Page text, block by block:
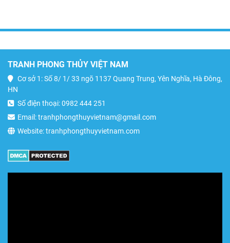
TRANH PHONG THỦY VIỆT NAM
Cơ sở 1: Số 8/ 1/ 33 ngõ 1137 Quang Trung, Yên Nghĩa, Hà Đông,
HN
Số điện thoại: 0982 444 251
Email: tranhphongthuyvietnam@gmail.com
Website: tranhphongthuyvietnam.com